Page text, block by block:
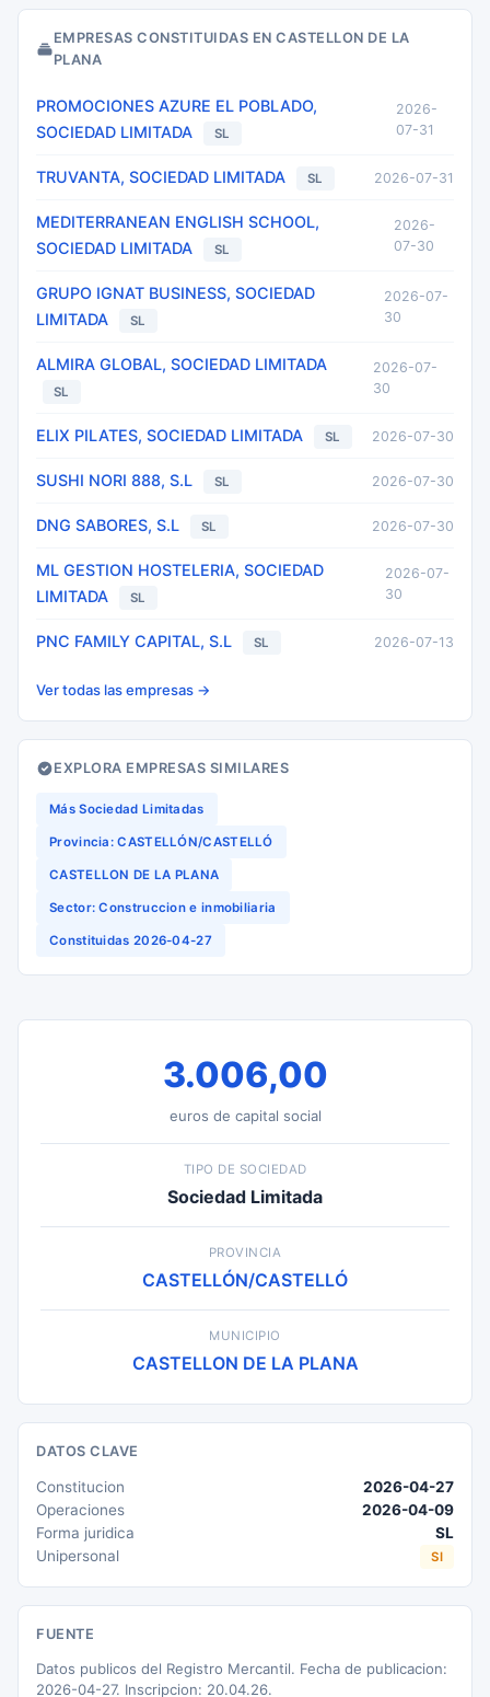
EMPRESAS CONSTITUIDAS EN CASTELLON DE LA
PLANA
PROMOCIONES AZURE EL POBLADO,
SOCIEDAD LIMITADA
SL
2026-
07-31
TRUVANTA, SOCIEDAD LIMITADA SL 2026-07-31
MEDITERRANEAN ENGLISH SCHOOL,
SOCIEDAD LIMITADA
SL
2026-
07-30
GRUPO IGNAT BUSINESS, SOCIEDAD
LIMITADA
SL
2026-07-
30
ALMIRA GLOBAL, SOCIEDAD LIMITADA
SL
2026-07-
30
ELIX PILATES, SOCIEDAD LIMITADA SL 2026-07-30
SUSHI NORI 888, S.L SL 2026-07-30
DNG SABORES, S.L SL 2026-07-30
ML GESTION HOSTELERIA, SOCIEDAD
LIMITADA
SL
2026-07-
30
PNC FAMILY CAPITAL, S.L SL 2026-07-13
Ver todas las empresas →
EXPLORA EMPRESAS SIMILARES
Más Sociedad Limitadas
Provincia: CASTELLÓN/CASTELLÓ
CASTELLON DE LA PLANA
Sector: Construccion e inmobiliaria
Constituidas 2026-04-27
3.006,00
euros de capital social
TIPO DE SOCIEDAD
Sociedad Limitada
PROVINCIA
CASTELLÓN/CASTELLÓ
MUNICIPIO
CASTELLON DE LA PLANA
DATOS CLAVE
Constitucion
2026-04-27
Operaciones
2026-04-09
Forma juridica
SL
Unipersonal
SI
FUENTE
Datos publicos del Registro Mercantil. Fecha de publicacion:
2026-04-27. Inscripcion: 20.04.26.